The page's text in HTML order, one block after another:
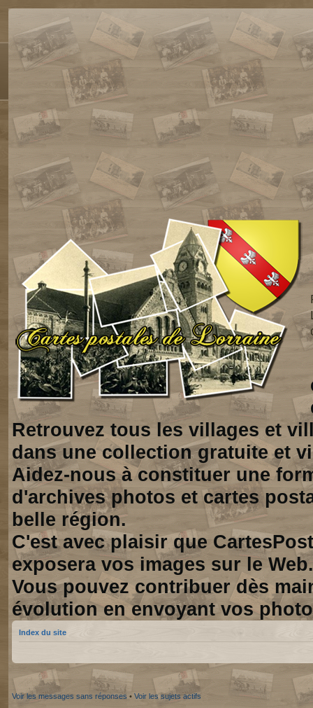
Retrouvez tous les villages et
dans une collection gratuite et
Aidez-nous à constituer une
d'archives photos et cartes
belle région.
C'est avec plaisir que
exposera vos images sur le Web.
Vous pouvez contribuer dès
évolution en envoyant vos
Index du site
Voir les messages sans réponses • Voir les sujets actifs